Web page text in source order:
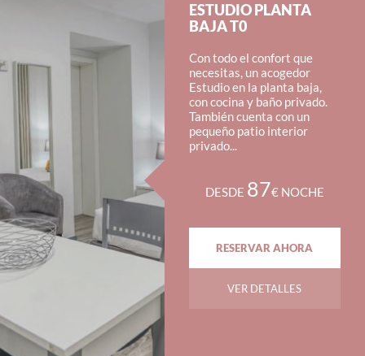
ESTUDIO PLANTA
BAJA T0
Con todo el confort que
necesitas, un acogedor
Estudio en la planta baja,
con cocina y baño privado.
También cuenta con un
pequeño patio interior
privado...
DESDE 87€ NOCHE
RESERVAR AHORA
VER DETALLES